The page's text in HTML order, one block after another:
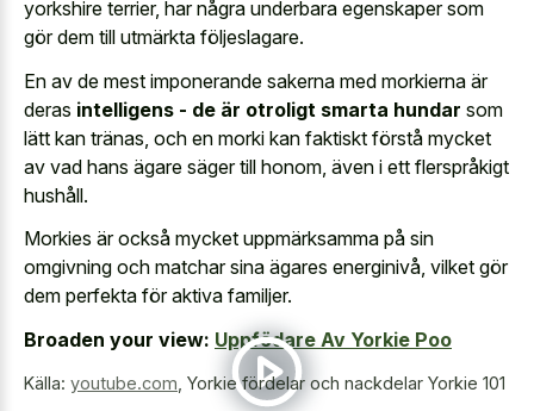
yorkshire terrier, har några underbara egenskaper som
gör dem till utmärkta följeslagare.
En av de mest imponerande sakerna med morkierna är
deras intelligens - de är otroligt smarta hundar som
lätt kan tränas, och en morki kan faktiskt förstå mycket
av vad hans ägare säger till honom, även i ett flerspråkigt
hushåll.
Morkies är också mycket uppmärksamma på sin
omgivning och matchar sina ägares energinivå, vilket gör
dem perfekta för aktiva familjer.
Broaden your view: Uppfödare Av Yorkie Poo
Källa: youtube.com Yorkie fördelar och nackdelar Yorkie 101